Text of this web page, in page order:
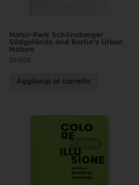
Natur-Park Schöneberger
Südgelände and Berlin’s Urban
Nature
20,00€
Aggiungi al carrello